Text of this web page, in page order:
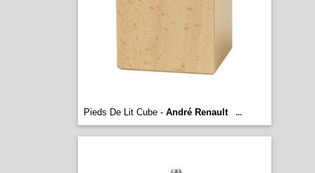
Pieds De Lit Cube - André Renault ...